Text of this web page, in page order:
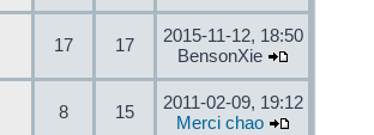
17 17
2015-11-12, 18:50
BensonXie
8 15
2011-02-09, 19:12
Merci chao